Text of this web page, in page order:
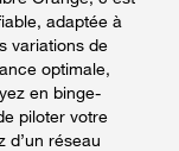
adaptée à
variations de
optimale,
en binge-
piloter votre
d’un réseau